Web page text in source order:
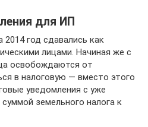
для ИП
год сдавались как
лицами. Начиная же с
освобождаются от
в налоговую — вместо этого
уведомления с уже
земельного налога к